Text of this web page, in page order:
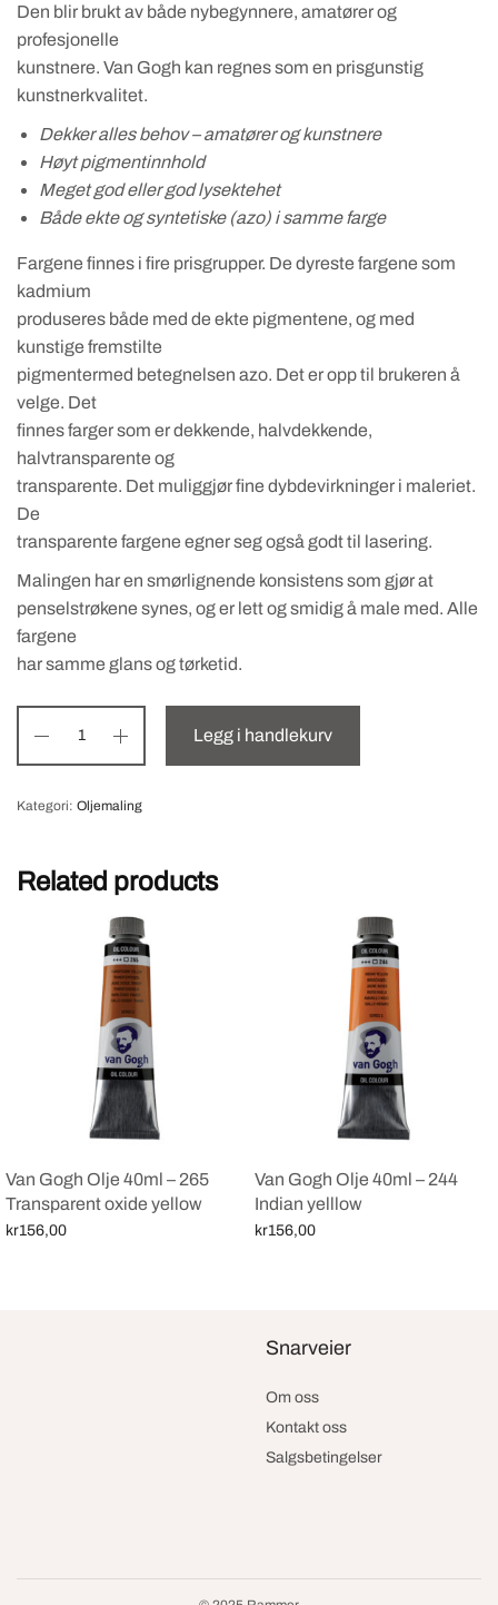
Den blir brukt av både nybegynnere, amatører og
profesjonelle
kunstnere. Van Gogh kan regnes som en prisgunstig
kunstnerkvalitet.
Dekker alles behov – amatører og kunstnere
Høyt pigmentinnhold
Meget god eller god lysektehet
Både ekte og syntetiske (azo) i samme farge
Fargene finnes i fire prisgrupper. De dyreste fargene som
kadmium
produseres både med de ekte pigmentene, og med
kunstige fremstilte
pigmentermed betegnelsen azo. Det er opp til brukeren å
velge. Det
finnes farger som er dekkende, halvdekkende,
halvtransparente og
transparente. Det muliggjør fine dybdevirkninger i maleriet.
De
transparente fargene egner seg også godt til lasering.
Malingen har en smørlignende konsistens som gjør at
penselstrøkene synes, og er lett og smidig å male med. Alle
fargene
har samme glans og tørketid.
Legg i handlekurv
Kategori: Oljemaling
Related products
Van Gogh Olje 40ml – 265
Transparent oxide yellow
kr156,00
Van Gogh Olje 40ml – 244
Indian yelllow
kr156,00
Snarveier
Om oss
Kontakt oss
Salgsbetingelser